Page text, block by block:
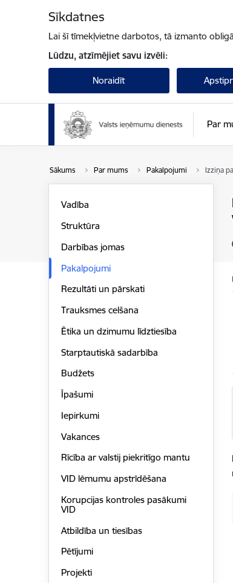
Sīkdatnes
Lai šī tīmekļvietne darbotos, tā izmanto
Lūdzu, atzīmējiet savu izvēli:
Noraidīt
Par
Sākums Par mums Pakalpojumi Izziņa
Vadība
Struktūra
Darbības jomas
Pakalpojumi
Rezultāti un pārskati
Trauksmes celšana
Ētika un dzimumu līdztiesība
Starptautiskā sadarbība
Budžets
Īpašumi
Iepirkumi
Vakances
Rīcība ar valstij piekritīgo mantu
VID lēmumu apstrīdēšana
Korupcijas kontroles pasākumi
VID
Atbildība un tiesības
Pētījumi
Projekti